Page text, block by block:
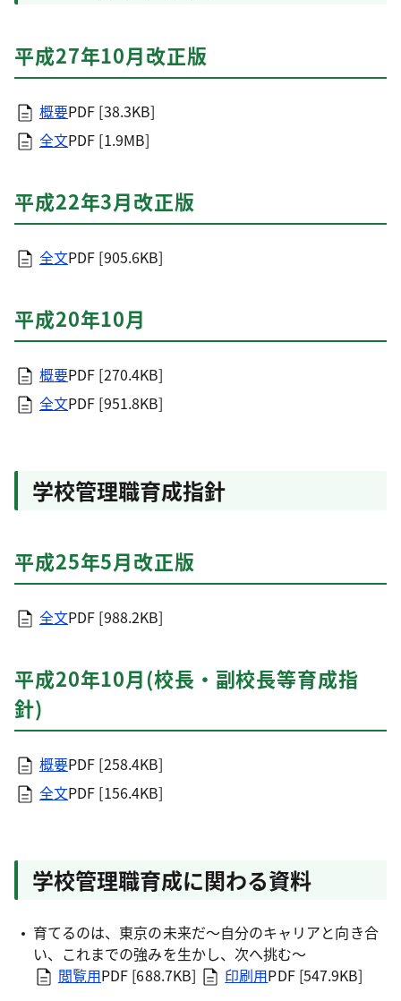
平成27年10月改正版
概要PDF [38.3KB]
全文PDF [1.9MB]
平成22年3月改正版
全文PDF [905.6KB]
平成20年10月
概要PDF [270.4KB]
全文PDF [951.8KB]
学校管理職育成指針
平成25年5月改正版
全文PDF [988.2KB]
平成20年10月(校長・副校長等育成指
針)
概要PDF [258.4KB]
全文PDF [156.4KB]
学校管理職育成に関わる資料
育てるのは、東京の未来だ～自分のキャリアと向き合
い、これまでの強みを生かし、次へ挑む～
閲覧用PDF [688.7KB] 印刷用PDF [547.9KB]